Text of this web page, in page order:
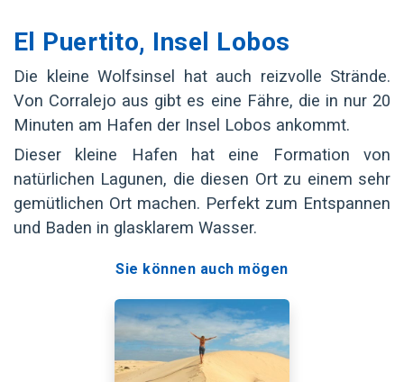
El Puertito, Insel Lobos
Die kleine Wolfsinsel hat auch reizvolle Strände.
Von Corralejo aus gibt es eine Fähre, die in nur 20
Minuten am Hafen der Insel Lobos ankommt.
Dieser kleine Hafen hat eine Formation von
natürlichen Lagunen, die diesen Ort zu einem sehr
gemütlichen Ort machen. Perfekt zum Entspannen
und Baden in glasklarem Wasser.
Sie können auch mögen